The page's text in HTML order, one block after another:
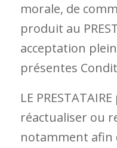
morale, de
produit au
acceptation
présentes
LE
réactualiser ou
notamment afin